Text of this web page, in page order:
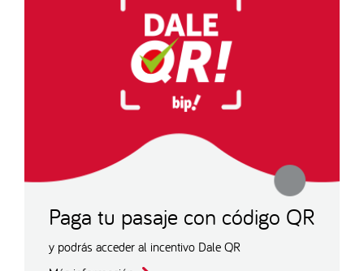
Paga tu pasaje con código QR
y podrás acceder al incentivo Dale QR